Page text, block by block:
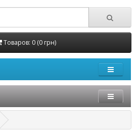
Товаров: 0 (0 грн)